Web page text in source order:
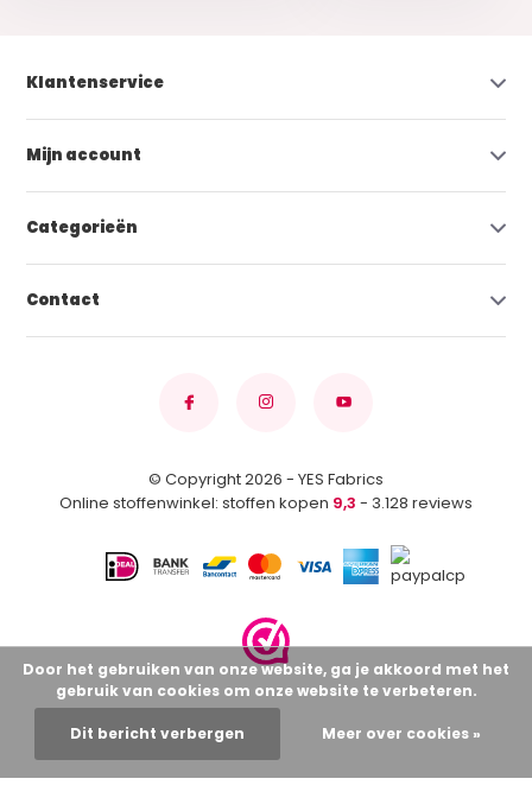
Klantenservice
Mijn account
Categorieën
Contact
© Copyright 2026 - YES Fabrics
Online stoffenwinkel: stoffen kopen 9,3 - 3.128 reviews
Door het gebruiken van onze website, ga je akkoord met het
gebruik van cookies om onze website te verbeteren.
Dit bericht verbergen Meer over cookies »